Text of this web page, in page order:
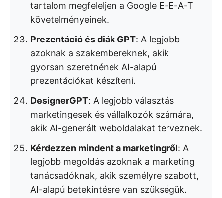
tartalom megfeleljen a Google E-E-A-T
követelményeinek.
Prezentáció és diák GPT: A legjobb
azoknak a szakembereknek, akik
gyorsan szeretnének AI-alapú
prezentációkat készíteni.
DesignerGPT: A legjobb választás
marketingesek és vállalkozók számára,
akik AI-generált weboldalakat terveznek.
Kérdezzen mindent a marketingről: A
legjobb megoldás azoknak a marketing
tanácsadóknak, akik személyre szabott,
AI-alapú betekintésre van szükségük.